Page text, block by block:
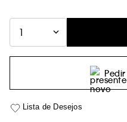
1